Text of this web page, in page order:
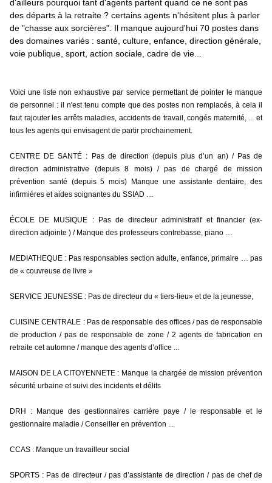
d'ailleurs pourquoi tant d'agents partent quand ce ne sont pas
des départs à la retraite ? certains agents n'hésitent plus à parler
de "chasse aux sorcières". Il manque aujourd'hui 70 postes dans
des domaines variés : santé, culture, enfance, direction générale,
voie publique, sport, action sociale, cadre de vie...
Voici une liste non exhaustive par service permettant de pointer le manque
de personnel : il n'est tenu compte que des postes non remplacés, à cela il
faut rajouter les arrêts maladies, accidents de travail, congés maternité, ... et
tous les agents qui envisagent de partir prochainement.
CENTRE DE SANTÉ : Pas de direction (depuis plus d’un an) / Pas de
direction administrative (depuis 8 mois) / pas de chargé de mission
prévention santé (depuis 5 mois) Manque une assistante dentaire, des
infirmières et aides soignantes du SSIAD …
ÉCOLE DE MUSIQUE : Pas de directeur administratif et financier (ex-
direction adjointe ) / Manque des professeurs contrebasse, piano …
MEDIATHEQUE : Pas responsables section adulte, enfance, primaire … pas
de « couvreuse de livre »
SERVICE JEUNESSE : Pas de directeur du « tiers-lieu» et de la jeunesse,
CUISINE CENTRALE : Pas de responsable des offices / pas de responsable
de production / pas de responsable de zone / 2 agents de fabrication en
retraite cet automne / manque des agents d’office ...
MAISON DE LA CITOYENNETE : Manque la chargée de mission prévention
sécurité urbaine et suivi des incidents et délits
DRH : Manque des gestionnaires carrière paye / le responsable et le
gestionnaire maladie / Conseiller en prévention ...
CCAS : Manque un travailleur social
SPORTS : Pas de directeur / pas d’assistante de direction / pas de chef de